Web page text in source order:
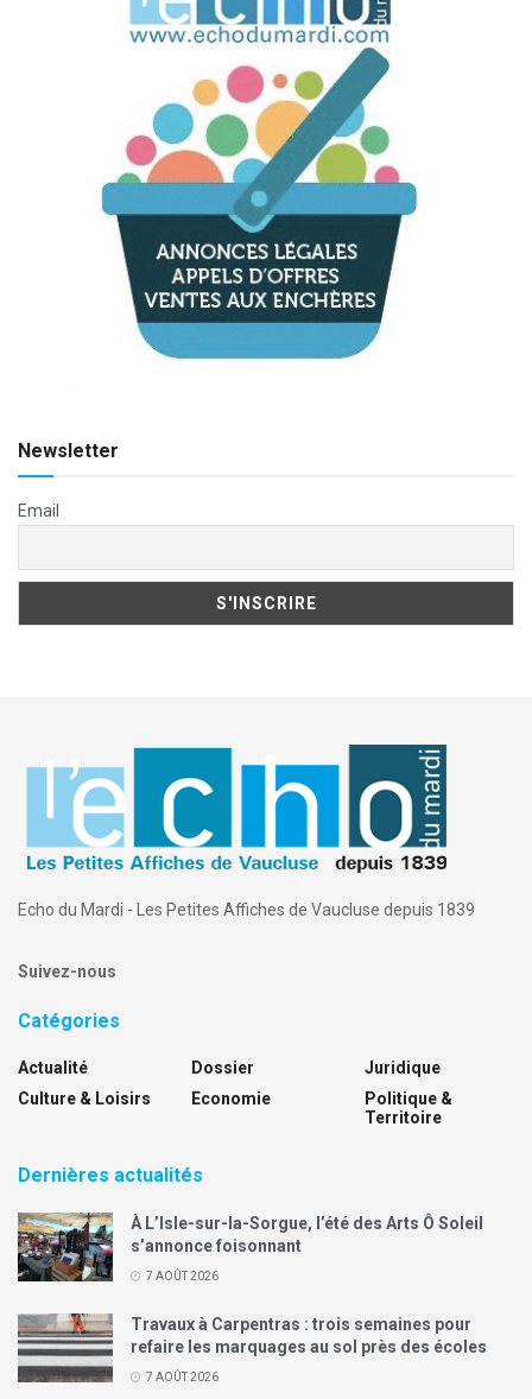
Newsletter
Email
Echo du Mardi - Les Petites Affiches de Vaucluse depuis 1839
Suivez-nous
Catégories
Actualité
Culture & Loisirs
Dossier
Economie
Juridique
Politique &
Territoire
Dernières actualités
À L’Isle-sur-la-Sorgue, l’été des Arts Ô Soleil
s’annonce foisonnant
7 AOÛT 2026
Travaux à Carpentras : trois semaines pour
refaire les marquages au sol près des écoles
7 AOÛT 2026